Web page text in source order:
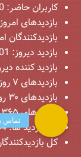
کاربران حاضر: 0
بازدیدهای
بازدیدکنندگان
بازدید دیروز:
بازدید کننده
بازدیدهای ۷ روز پیش:
بازدیدهای ۳۰ روز پیش:
بازدیدهای ۳۶۵ روز پیش:
کل بازدید ها:
کل